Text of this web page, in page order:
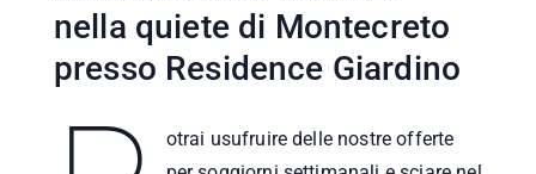
nella quiete di Montecreto
presso Residence Giardino
otrai usufruire delle nostre offerte